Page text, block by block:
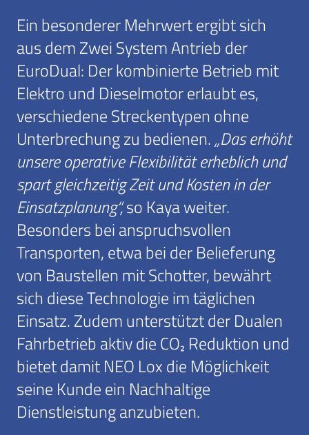
Ein besonderer Mehrwert ergibt sich
aus dem Zwei System Antrieb der
EuroDual: Der kombinierte Betrieb mit
Elektro und Dieselmotor erlaubt es,
verschiedene Streckentypen ohne
Unterbrechung zu bedienen. „Das erhöht
unsere operative Flexibilität erheblich und
spart gleichzeitig Zeit und Kosten in der
Einsatzplanung“,so Kaya weiter.
Besonders bei anspruchsvollen
Transporten, etwa bei der Belieferung
von Baustellen mit Schotter, bewährt
sich diese Technologie im täglichen
Einsatz. Zudem unterstützt der Dualen
Fahrbetrieb aktiv die CO₂ Reduktion und
bietet damit NEO Lox die Möglichkeit
seine Kunde ein Nachhaltige
Dienstleistung anzubieten.